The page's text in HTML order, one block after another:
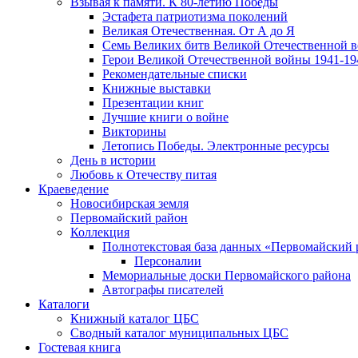
Эcтафета патриотизма поколений
Великая Отечественная. От А до Я
Семь Великих битв Великой Отечественной
Герои Великой Отечественной войны 1941-
Рекомендательные списки
Книжные выставки
Презентации книг
Лучшие книги о войне
Викторины
Летопись Победы. Электронные ресурсы
День в истории
Любовь к Отечеству питая
Краеведение
Новосибирская земля
Первомайский район
Коллекция
Полнотекстовая база данных «Первомайский
Персоналии
Мемориальные доски Первомайского района
Автографы писателей
Каталоги
Книжный каталог ЦБС
Сводный каталог муниципальных ЦБС
Гостевая книга